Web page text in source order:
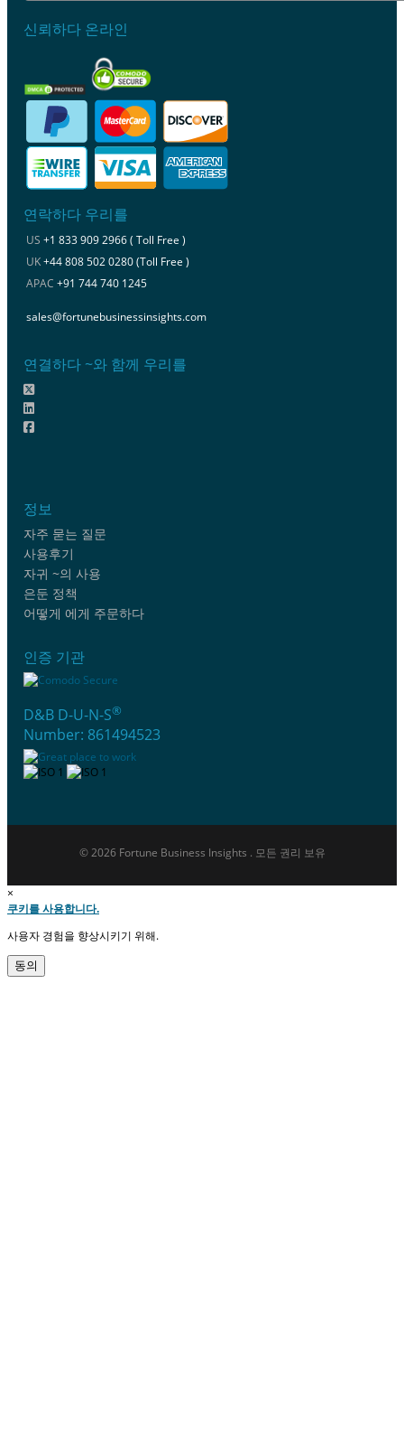
신뢰하다 온라인
연락하다 우리를
US +1 833 909 2966 ( Toll Free )
UK+44 808 502 0280 (Toll Free )
APAC +91 744 740 1245
sales@fortunebusinessinsights.com
연결하다 ~와 함께 우리를
정보
자주 묻는 질문
사용후기
자귀 ~의 사용
은둔 정책
어떻게 에게 주문하다
인증 기관
D&B D-U-N-S®
Number: 861494523
© 2026 Fortune Business Insights . 모든 권리 보유
×
쿠키를 사용합니다.
사용자 경험을 향상시키기 위해.
동의